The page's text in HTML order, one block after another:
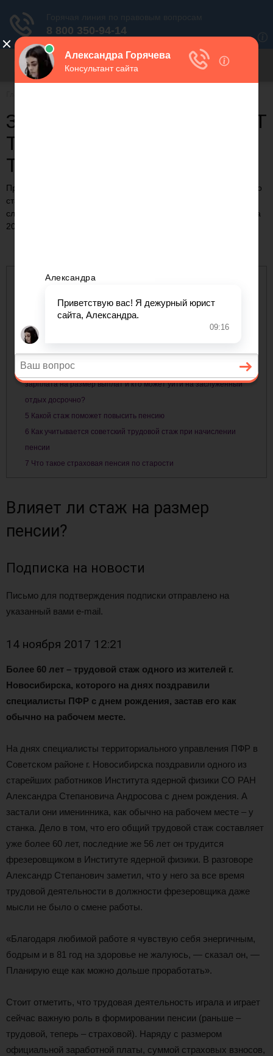
ЗАВИСИМОСТЬ ПЕНСИИ ОТ
ТРУДОВОГО СТАЖА
ТАБЛИЦА
Предлагаем статью на тему: "Зависимость пенсии от трудового
стажа таблица" с понятными комментариями и выводами. С
случае возникновения вопросов и для актуализации данных на
2023 год вы можете обратиться к дежурному консультанту.
Влияет ли стаж на размер пенсии?
Какой минимальный трудовой стаж для начисления пенсии в
России
3Как формируется и рассчитывается будущая пенсия
4Особенности начисления пенсии от стажа работы, как влияет
зарплата на размер выплат и кто может уйти на заслуженный
отдых досрочно?
5 Какой стаж поможет повысить пенсию
6 Как учитывается советский трудовой стаж при начислении
пенсии
7 Что такое страховая пенсия по старости
Влияет ли стаж на размер
пенсии?
Подписка на новости
Письмо для подтверждения подписки отправлено на
указанный вами e-mail.
14 ноября 2017 12:21
Более 60 лет – трудовой стаж одного из жителей г.
Новосибирска, которого на днях поздравили
специалисты ПФР с днем рождения, застав его как
обычно на рабочем месте.
На днях специалисты территориального управления ПФР в
Советском районе г. Новосибирска поздравили одного из
старейших работников Института ядерной физики СО РАН
Александра Степановича Андросова с днем рождения. А
застали они именинника, как обычно на рабочем месте – у
станка. Дело в том, что его общий трудовой стаж составляет
уже более 60 лет, последние же 56 лет он трудится
фрезеровщиком в Институте ядерной физики. В разговоре
Александр Степанович заметил, что у него за все время
трудовой деятельности в должности фрезеровщика даже
мысли не было о смене работы.
«Благодаря любимой работе я чувствую себя энергичным,
бодрым и в 81 год на здоровье не жалуюсь, — сказал он, —
Планирую еще как можно дольше проработать».
Стоит отметить, что трудовая деятельность играла и играет
сейчас важную роль в формировании пенсии (раньше –
трудовой, теперь – страховой). Наряду с размером
официальной заработной платы, суммой страховых взносов,
сайту: migrant-plus@cp9.ru